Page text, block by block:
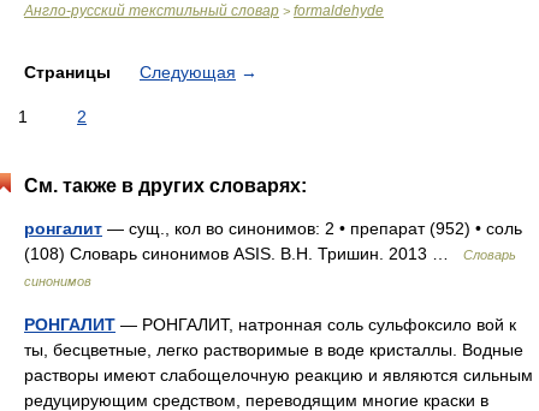
Англо-русский текстильный словар > formaldehyde
Страницы Следующая →
1 2
См. также в других словарях:
ронгалит — сущ., кол во синонимов: 2 • препарат (952) • соль
(108) Словарь синонимов ASIS. В.Н. Тришин. 2013 …
Словарь
синонимов
РОНГАЛИТ — РОНГАЛИТ, натронная соль сульфоксило вой к
ты, бесцветные, легко растворимые в воде кристаллы. Водные
растворы имеют слабощелочную реакцию и являются сильным
редуцирующим средством, переводящим многие краски в